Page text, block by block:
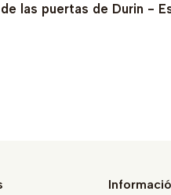
las puertas de Durin -